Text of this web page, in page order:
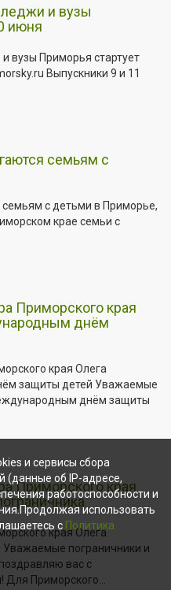
и вузы
июня
вузы Приморья стартует
Выпускники 9 и 11
семьям с
с детьми в Приморье,
крае семьи с
Приморского края
днём
края Олега
защиты детей Уважаемые
днём защиты
Приморского края
края Олега
пограничники и
вас с
Приморского...
и сервисы сбора
(данные об IP-адресе,
работоспособности и
использовать
с Политика